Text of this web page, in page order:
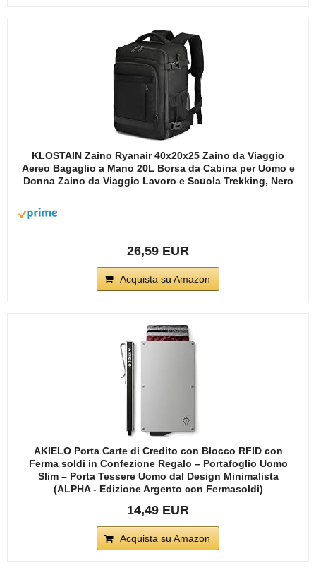
KLOSTAIN Zaino Ryanair 40x20x25 Zaino da Viaggio
Aereo Bagaglio a Mano 20L Borsa da Cabina per Uomo e
Donna Zaino da Viaggio Lavoro e Scuola Trekking, Nero
26,59 EUR
Acquista su Amazon
AKIELO Porta Carte di Credito con Blocco RFID con
Ferma soldi in Confezione Regalo – Portafoglio Uomo
Slim – Porta Tessere Uomo dal Design Minimalista
(ALPHA - Edizione Argento con Fermasoldi)
14,49 EUR
Acquista su Amazon